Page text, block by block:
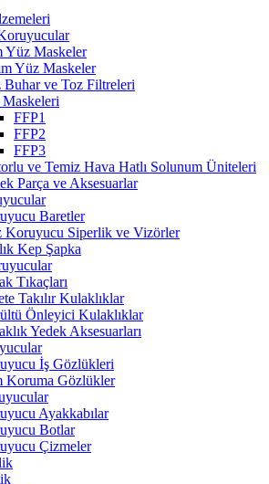
Yüz Maskeler
Yüz Maskeler
Buhar ve Toz Filtreleri
FFP1
FFP2
FFP3
ve Temiz Hava Hatlı Solunum Üniteleri
Parça ve Aksesuarlar
Baretler
Koruyucu Siperlik ve Vizörler
Kep Şapka
Tıkaçları
Takılır Kulaklıklar
Önleyici Kulaklıklar
Yedek Aksesuarları
İş Gözlükleri
Koruma Gözlükler
Ayakkabılar
Botlar
Çizmeler